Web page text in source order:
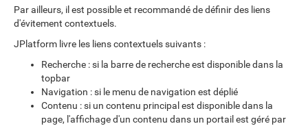
Par ailleurs, il est possible et recommandé de définir des liens
d'évitement contextuels.
JPlatform livre les liens contextuels suivants :
Recherche : si la barre de recherche est disponible dans la
topbar
Navigation : si le menu de navigation est déplié
Contenu : si un contenu principal est disponible dans la
page, l'affichage d'un contenu dans un portail est géré par